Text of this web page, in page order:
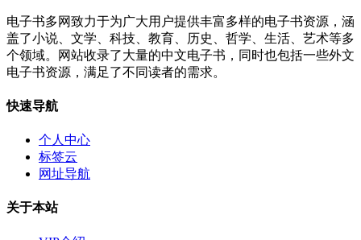
电子书多网致力于为广大用户提供丰富多样的电子书资源，涵
盖了小说、文学、科技、教育、历史、哲学、生活、艺术等多
个领域。网站收录了大量的中文电子书，同时也包括一些外文
电子书资源，满足了不同读者的需求。
快速导航
个人中心
标签云
网址导航
关于本站